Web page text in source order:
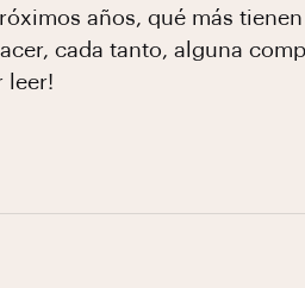
años, qué más
cada tanto, alguna
leer!